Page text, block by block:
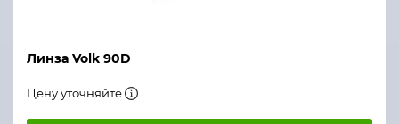
Линза Volk 90D
Цену уточняйте